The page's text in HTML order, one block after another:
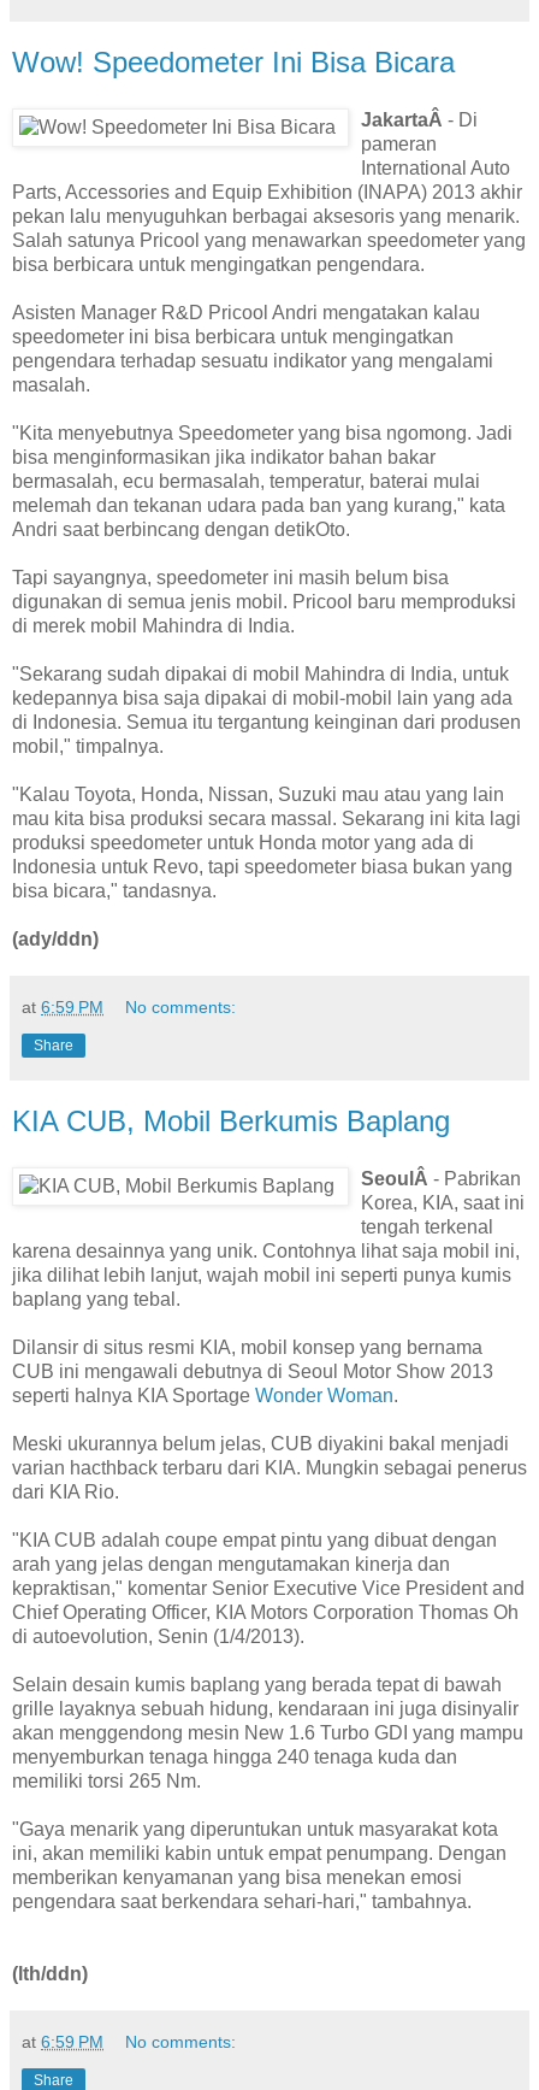
Wow! Speedometer Ini Bisa Bicara
JakartaÂ - Di
pameran
International Auto
Parts, Accessories and Equip Exhibition (INAPA) 2013 akhir
pekan lalu menyuguhkan berbagai aksesoris yang menarik.
Salah satunya Pricool yang menawarkan speedometer yang
bisa berbicara untuk mengingatkan pengendara.
Asisten Manager R&D Pricool Andri mengatakan kalau
speedometer ini bisa berbicara untuk mengingatkan
pengendara terhadap sesuatu indikator yang mengalami
masalah.
"Kita menyebutnya Speedometer yang bisa ngomong. Jadi
bisa menginformasikan jika indikator bahan bakar
bermasalah, ecu bermasalah, temperatur, baterai mulai
melemah dan tekanan udara pada ban yang kurang," kata
Andri saat berbincang dengan detikOto.
Tapi sayangnya, speedometer ini masih belum bisa
digunakan di semua jenis mobil. Pricool baru memproduksi
di merek mobil Mahindra di India.
"Sekarang sudah dipakai di mobil Mahindra di India, untuk
kedepannya bisa saja dipakai di mobil-mobil lain yang ada
di Indonesia. Semua itu tergantung keinginan dari produsen
mobil," timpalnya.
"Kalau Toyota, Honda, Nissan, Suzuki mau atau yang lain
mau kita bisa produksi secara massal. Sekarang ini kita lagi
produksi speedometer untuk Honda motor yang ada di
Indonesia untuk Revo, tapi speedometer biasa bukan yang
bisa bicara," tandasnya.
(ady/ddn)
at 6:59 PM No comments:
Share
KIA CUB, Mobil Berkumis Baplang
SeoulÂ - Pabrikan
Korea, KIA, saat ini
tengah terkenal
karena desainnya yang unik. Contohnya lihat saja mobil ini,
jika dilihat lebih lanjut, wajah mobil ini seperti punya kumis
baplang yang tebal.
Dilansir di situs resmi KIA, mobil konsep yang bernama
CUB ini mengawali debutnya di Seoul Motor Show 2013
seperti halnya KIA Sportage Wonder Woman.
Meski ukurannya belum jelas, CUB diyakini bakal menjadi
varian hacthback terbaru dari KIA. Mungkin sebagai penerus
dari KIA Rio.
"KIA CUB adalah coupe empat pintu yang dibuat dengan
arah yang jelas dengan mengutamakan kinerja dan
kepraktisan," komentar Senior Executive Vice President and
Chief Operating Officer, KIA Motors Corporation Thomas Oh
di autoevolution, Senin (1/4/2013).
Selain desain kumis baplang yang berada tepat di bawah
grille layaknya sebuah hidung, kendaraan ini juga disinyalir
akan menggendong mesin New 1.6 Turbo GDI yang mampu
menyemburkan tenaga hingga 240 tenaga kuda dan
memiliki torsi 265 Nm.
"Gaya menarik yang diperuntukan untuk masyarakat kota
ini, akan memiliki kabin untuk empat penumpang. Dengan
memberikan kenyamanan yang bisa menekan emosi
pengendara saat berkendara sehari-hari," tambahnya.
(lth/ddn)
at 6:59 PM No comments:
Share